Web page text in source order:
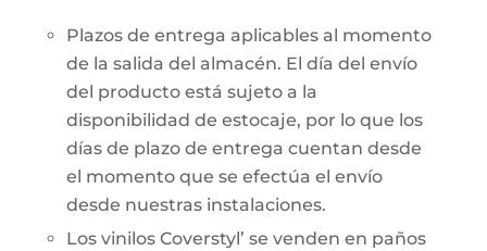
Plazos de entrega aplicables al momento
de la salida del almacén. El día del envío
del producto está sujeto a la
disponibilidad de estocaje, por lo que los
días de plazo de entrega cuentan desde
el momento que se efectúa el envío
desde nuestras instalaciones.
Los vinilos Coverstyl’ se venden en paños